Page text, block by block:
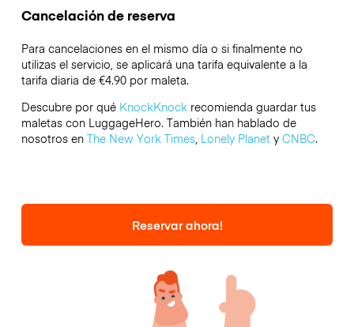
Cancelación de reserva
Para cancelaciones en el mismo día o si finalmente no
utilizas el servicio, se aplicará una tarifa equivalente a la
tarifa diaria de €4.90 por maleta.
Descubre por qué KnockKnockrecomienda guardar tus
maletas con LuggageHero. También han hablado de
nosotros en The New York Times, Lonely Planety CNBC.
Reservar ahora!